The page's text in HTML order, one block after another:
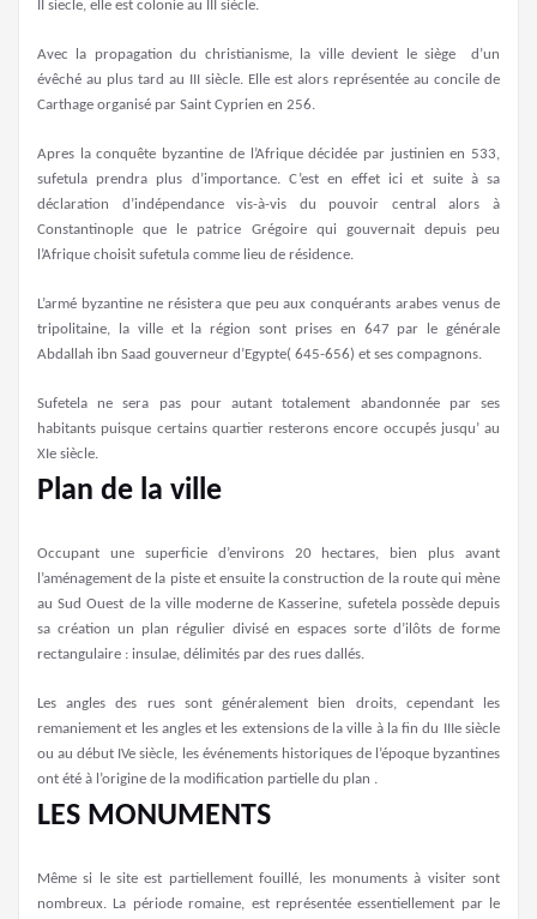
II siecle, elle est colonie au III siècle.
Avec la propagation du christianisme, la ville devient le siège d’un
évêché au plus tard au III siècle. Elle est alors représentée au concile de
Carthage organisé par Saint Cyprien en 256.
Apres la conquête byzantine de l’Afrique décidée par justinien en 533,
sufetula prendra plus d’importance. C’est en effet ici et suite à sa
déclaration d’indépendance vis-à-vis du pouvoir central alors à
Constantinople que le patrice Grégoire qui gouvernait depuis peu
l’Afrique choisit sufetula comme lieu de résidence.
L’armé byzantine ne résistera que peu aux conquérants arabes venus de
tripolitaine, la ville et la région sont prises en 647 par le générale
Abdallah ibn Saad gouverneur d’Egypte( 645-656) et ses compagnons.
Sufetela ne sera pas pour autant totalement abandonnée par ses
habitants puisque certains quartier resterons encore occupés jusqu’ au
XIe siècle.
Plan de la ville
Occupant une superficie d’environs 20 hectares, bien plus avant
l’aménagement de la piste et ensuite la construction de la route qui mène
au Sud Ouest de la ville moderne de Kasserine, sufetela possède depuis
sa création un plan régulier divisé en espaces sorte d’ilôts de forme
rectangulaire : insulae, délimités par des rues dallés.
Les angles des rues sont généralement bien droits, cependant les
remaniement et les angles et les extensions de la ville à la fin du IIIe siècle
ou au début IVe siècle, les événements historiques de l’époque byzantines
ont été à l’origine de la modification partielle du plan .
LES MONUMENTS
Même si le site est partiellement fouillé, les monuments à visiter sont
nombreux. La période romaine, est représentée essentiellement par le